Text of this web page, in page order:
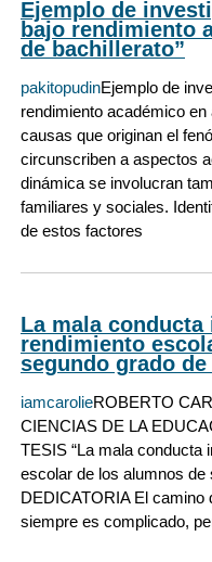
Ejemplo de
bajo rendimiento
de bachillerato”
pakitopudinEjemplo de
rendimiento académico en
causas que originan el
circunscriben a aspectos
dinámica se involucran
familiares y sociales.
de estos factores
La mala
rendimiento
segundo grado
iamcarolieROBERTO
CIENCIAS DE LA
TESIS “La mala conducta
escolar de los alumnos de
DEDICATORIA El camino
siempre es complicado,